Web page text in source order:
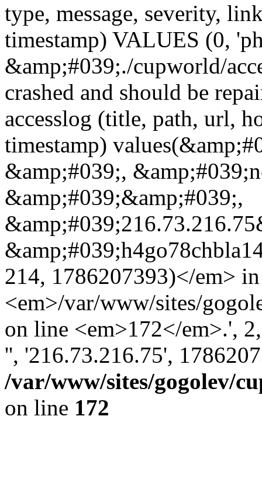
type, message, severity,
timestamp) VALUES (0,
&amp;#039;./cupworld/
crashed and should be
accesslog (title, path, url,
timestamp)
&amp;#039;,
&amp;#039;&amp;#039;,
214, 1786207393)</em> in
<em>/var/www/sites/
on line <em>172</em>.',
'', '216.73.216.75',
/var/www/sites/gogolev/
on line 172